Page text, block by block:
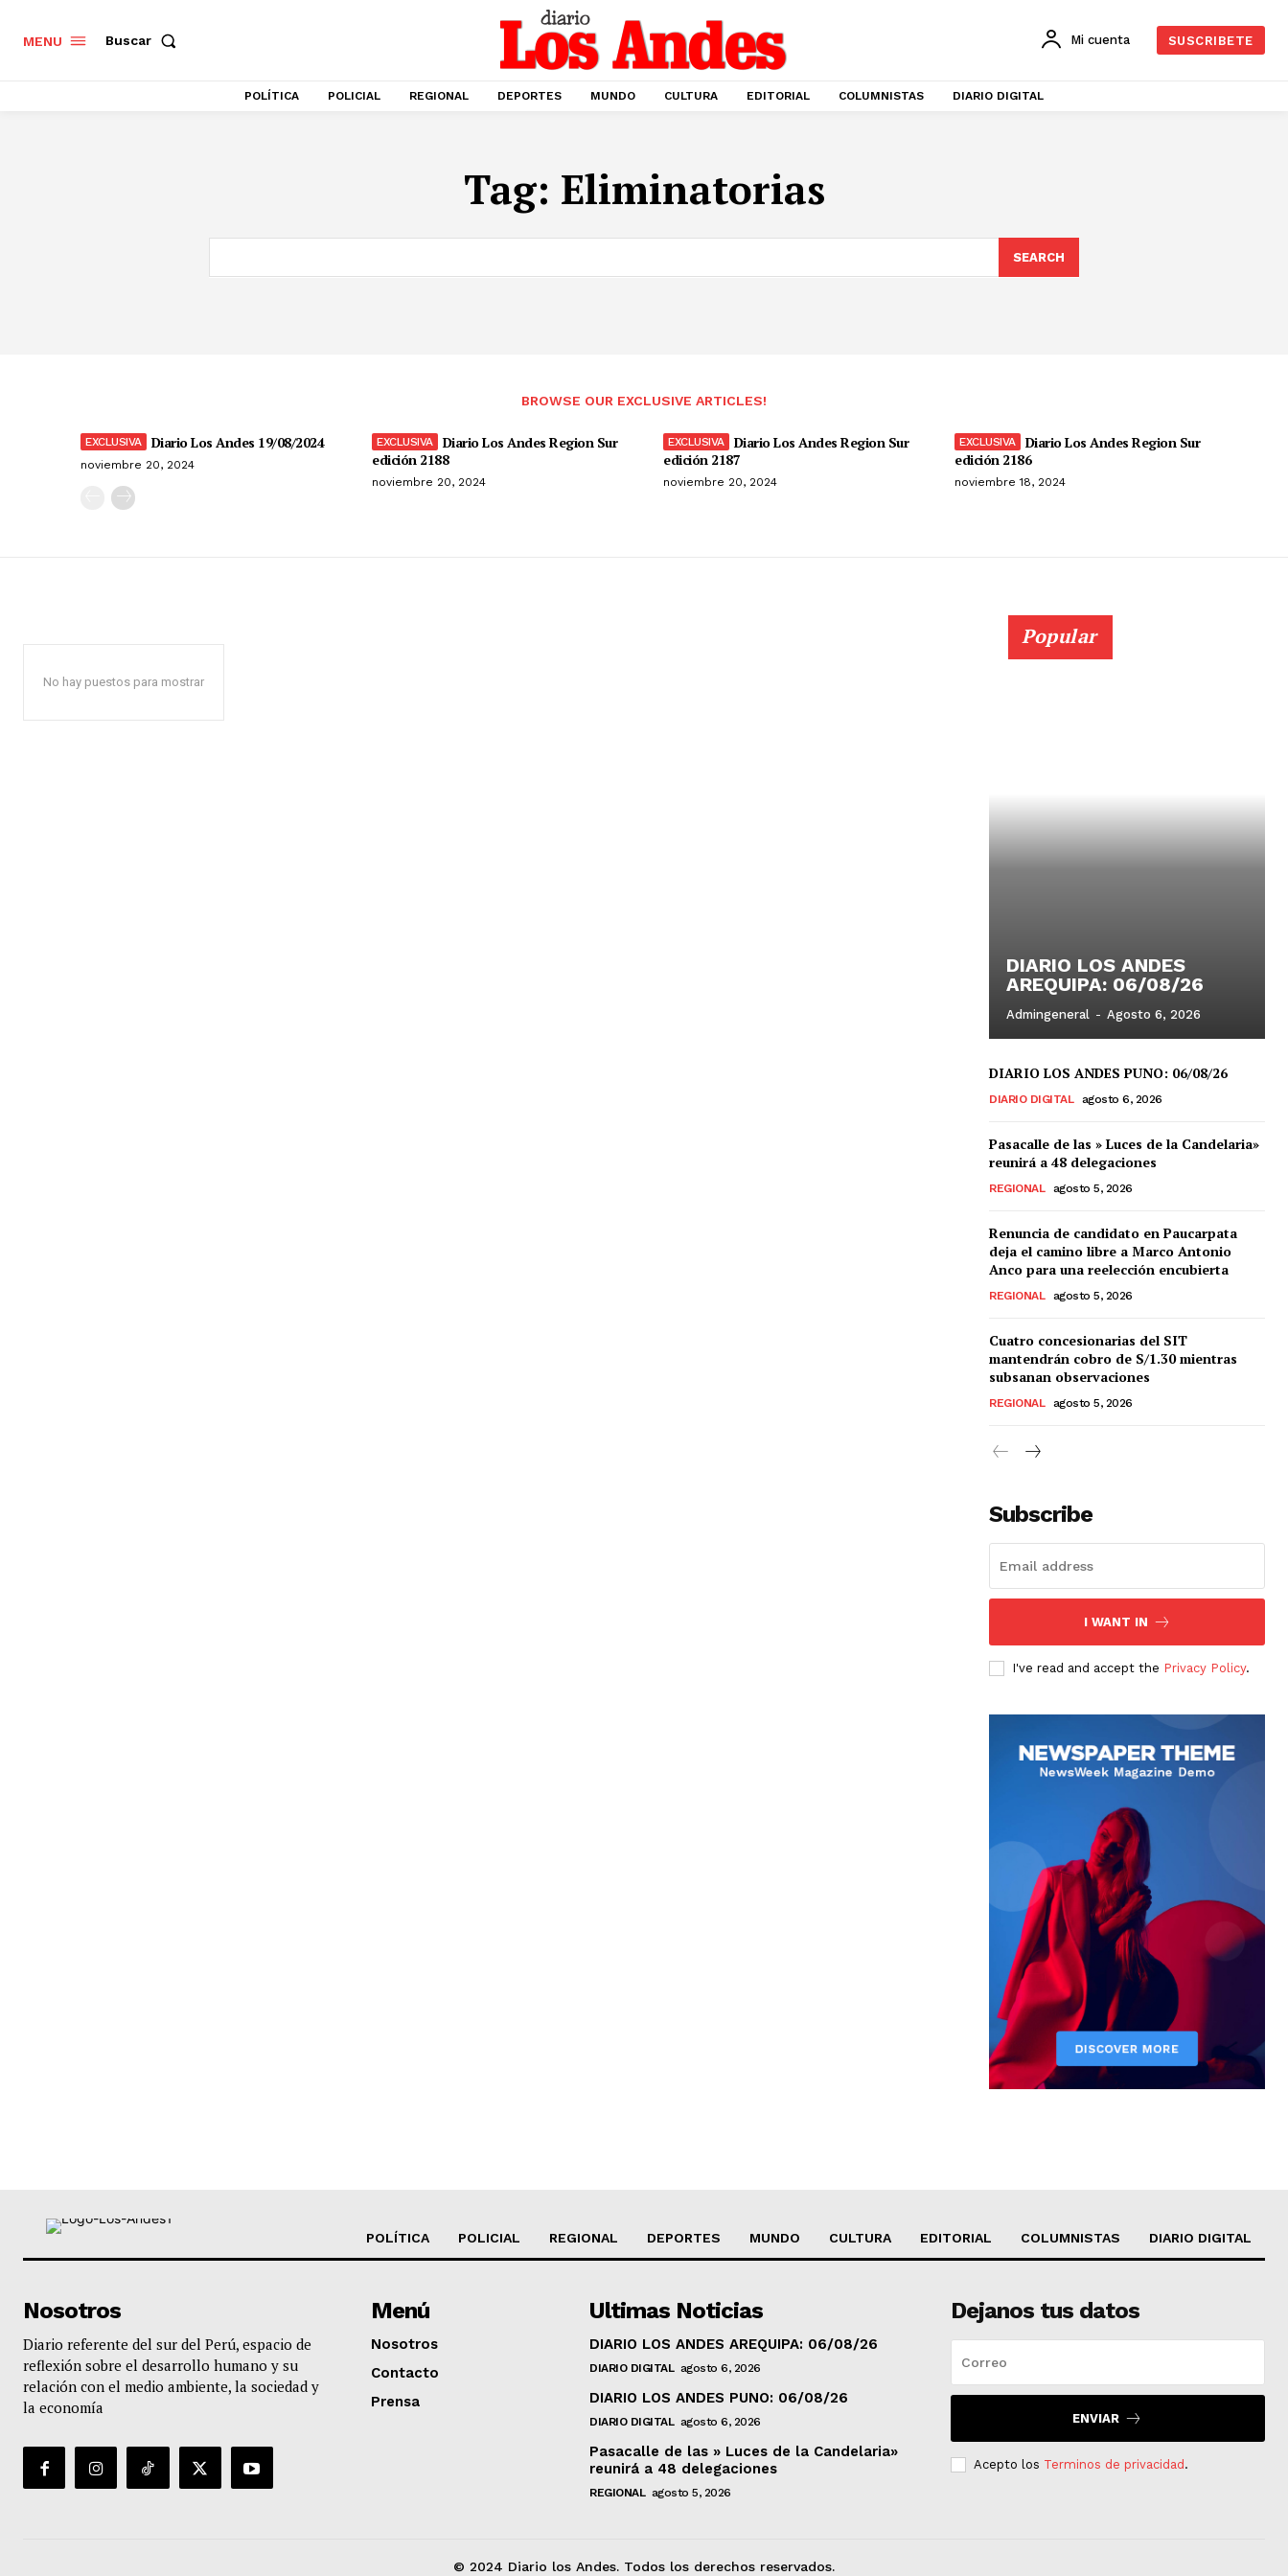
MENU Buscar Mi cuenta SUSCRIBETE
POLÍTICA POLICIAL REGIONAL DEPORTES MUNDO CULTURA EDITORIAL COLUMNISTAS DIARIO DIGITAL
Tag: Eliminatorias
SEARCH
BROWSE OUR EXCLUSIVE ARTICLES!
Diario Los Andes 19/08/2024
noviembre 20, 2024
Diario Los Andes Region Sur
edición 2188
noviembre 20, 2024
Diario Los Andes Region Sur
edición 2187
noviembre 20, 2024
Diario Los Andes Region Sur
edición 2186
noviembre 18, 2024
No hay puestos para mostrar
Popular
DIARIO LOS ANDES
AREQUIPA: 06/08/26
Admingeneral - Agosto 6, 2026
DIARIO LOS ANDES PUNO: 06/08/26
DIARIO DIGITAL agosto 6, 2026
Pasacalle de las » Luces de la Candelaria»
reunirá a 48 delegaciones
REGIONAL agosto 5, 2026
Renuncia de candidato en Paucarpata
deja el camino libre a Marco Antonio
Anco para una reelección encubierta
REGIONAL agosto 5, 2026
Cuatro concesionarias del SIT
mantendrán cobro de S/1.30 mientras
subsanan observaciones
REGIONAL agosto 5, 2026
Subscribe
I WANT IN
I've read and accept the Privacy Policy.
POLÍTICA POLICIAL REGIONAL DEPORTES MUNDO CULTURA EDITORIAL COLUMNISTAS DIARIO DIGITAL
Nosotros
Diario referente del sur del Perú, espacio de
reflexión sobre el desarrollo humano y su
relación con el medio ambiente, la sociedad y
la economía
Menú
Nosotros
Contacto
Prensa
Ultimas Noticias
DIARIO LOS ANDES AREQUIPA: 06/08/26
DIARIO DIGITAL agosto 6, 2026
DIARIO LOS ANDES PUNO: 06/08/26
DIARIO DIGITAL agosto 6, 2026
Pasacalle de las » Luces de la Candelaria»
reunirá a 48 delegaciones
REGIONAL agosto 5, 2026
Dejanos tus datos
ENVIAR
Acepto los Terminos de privacidad .
© 2024 Diario los Andes. Todos los derechos reservados.